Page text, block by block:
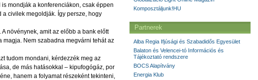
mondják a konferenciákon, csak éppen
civilek megoldják. Így persze, hogy
növénynek, amit az előbb a bank előtt
magja. Nem szabadna megvárni tehát az
tudom mondani, kérdezzék meg az
de más hatásokkal – kipufogógáz, por
hanem a folyamat részeként tekinteni,
Komposztáljunk!HU
Partnerek
Alba Regia Ifjúsági és Szabadidős Egyesület
Balaton és Velencei-tó Információs és
Tájékoztató rendszere
BOCS Alapítvány
Energia Klub